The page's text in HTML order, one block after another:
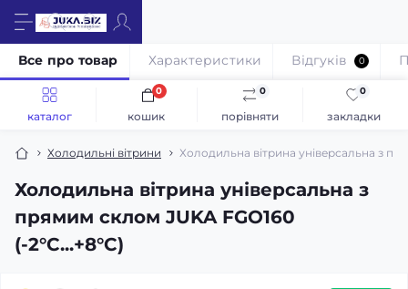
каталог порівняти
0
закладки
0
кошик
0
Холодильні вітрини Холодильна вітрина універсальна з
Холодильна вітрина універсальна з
прямим склом JUKA FGO160
(-2°C...+8°C)
Все про товар Характеристики Відгуків 0